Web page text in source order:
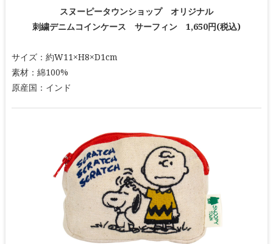
スヌーピータウンショップ オリジナル
刺繍デニムコインケース サーフィン 1,650円(税込)
サイズ：約W11×H8×D1cm
素材：綿100%
原産国：インド